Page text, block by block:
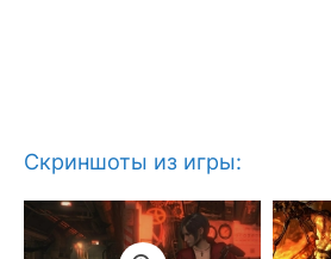
Скриншоты из игры: